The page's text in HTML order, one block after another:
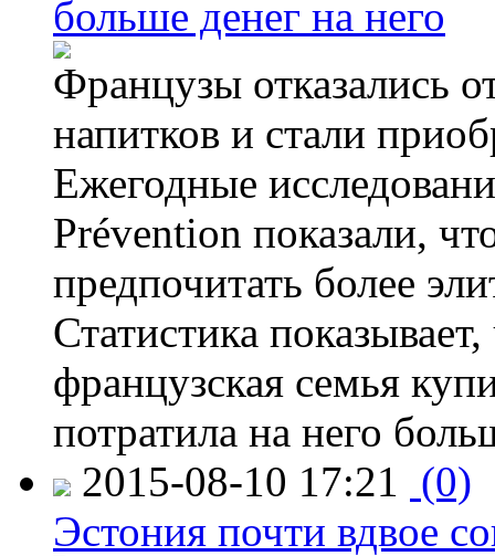
больше денег на него
Французы отказались
напитков и стали
Ежегодные
Prévention показали,
предпочитать более
Статистика
французская семья
потратила на него
2015-08-10 17:21 (0)
Эстония почти вдвое